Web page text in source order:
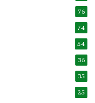
76
74
54
36
35
25